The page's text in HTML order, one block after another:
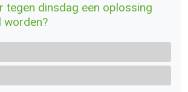
tegen dinsdag een oplossing
worden?